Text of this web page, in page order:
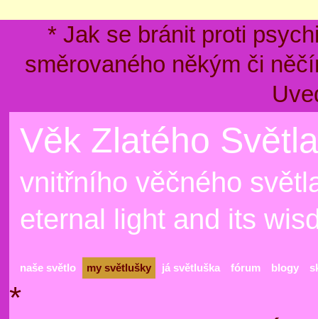
* Jak se bránit proti
směrovaného někým či
Věk Zlatého
vnitřního věčného
eternal light and its
naše světlo my světlušky já světluška fórum blogy
*